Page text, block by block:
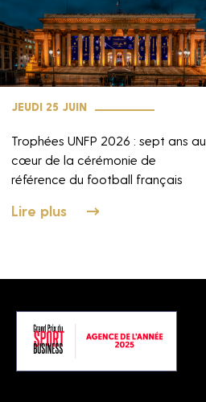
JEUDI 25 JUIN
Trophées UNFP 2026 : sept ans au
cœur de la cérémonie de
référence du football français
Lire plus